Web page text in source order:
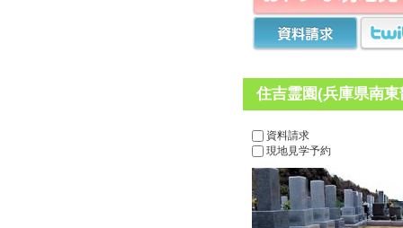
住吉霊園(兵庫県南
資料請求
現地見学予約